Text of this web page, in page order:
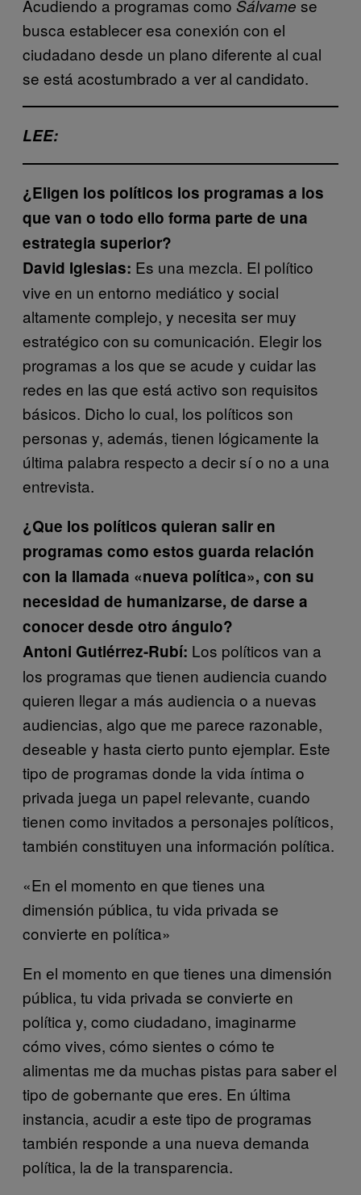
Acudiendo a programas como Sálvame se
busca establecer esa conexión con el
ciudadano desde un plano diferente al cual
se está acostumbrado a ver al candidato.
LEE:
¿Eligen los políticos los programas a los
que van o todo ello forma parte de una
estrategia superior?
David Iglesias: Es una mezcla. El político
vive en un entorno mediático y social
altamente complejo, y necesita ser muy
estratégico con su comunicación. Elegir los
programas a los que se acude y cuidar las
redes en las que está activo son requisitos
básicos. Dicho lo cual, los políticos son
personas y, además, tienen lógicamente la
última palabra respecto a decir sí o no a una
entrevista.
¿Que los políticos quieran salir en
programas como estos guarda relación
con la llamada «nueva política», con su
necesidad de humanizarse, de darse a
conocer desde otro ángulo?
Antoni Gutiérrez-Rubí: Los políticos van a
los programas que tienen audiencia cuando
quieren llegar a más audiencia o a nuevas
audiencias, algo que me parece razonable,
deseable y hasta cierto punto ejemplar. Este
tipo de programas donde la vida íntima o
privada juega un papel relevante, cuando
tienen como invitados a personajes políticos,
también constituyen una información política.
«En el momento en que tienes una
dimensión pública, tu vida privada se
convierte en política»
En el momento en que tienes una dimensión
pública, tu vida privada se convierte en
política y, como ciudadano, imaginarme
cómo vives, cómo sientes o cómo te
alimentas me da muchas pistas para saber el
tipo de gobernante que eres. En última
instancia, acudir a este tipo de programas
también responde a una nueva demanda
política, la de la transparencia.